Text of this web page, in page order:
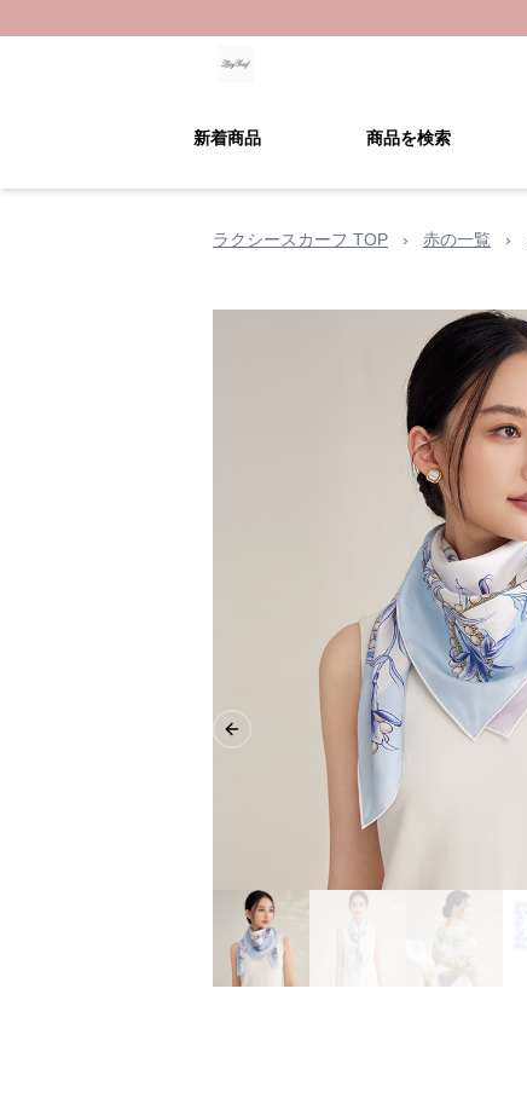
新着商品 商品を検索
ラクシースカーフ TOP › 赤の一覧 ›
Previous slide